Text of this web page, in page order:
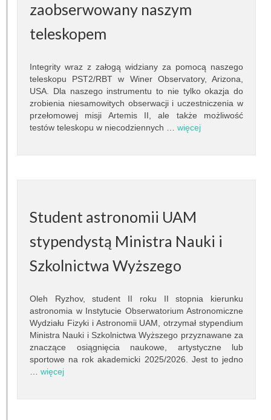
Programy studiów
Plany zajęć
Dyżury pracowników
Koło naukowe
Absolwenci
POPULARYZACJA
Wykłady otwarte
Pokazy nieba
zaobserwowany naszym
teleskopem
Integrity wraz z załogą widziany za pomocą naszego
teleskopu PST2/RBT w Winer Observatory, Arizona,
USA. Dla naszego instrumentu to nie tylko okazja do
zrobienia niesamowitych obserwacji i uczestniczenia w
przełomowej misji Artemis II, ale także możliwość
testów teleskopu w niecodziennych … więcej
Student astronomii UAM
stypendystą Ministra Nauki i
Szkolnictwa Wyższego
Oleh Ryzhov, student II roku II stopnia kierunku
astronomia w Instytucie Obserwatorium Astronomiczne
Wydziału Fizyki i Astronomii UAM, otrzymał stypendium
Ministra Nauki i Szkolnictwa Wyższego przyznawane za
znaczące osiągnięcia naukowe, artystyczne lub
sportowe na rok akademicki 2025/2026. Jest to jedno
więcej